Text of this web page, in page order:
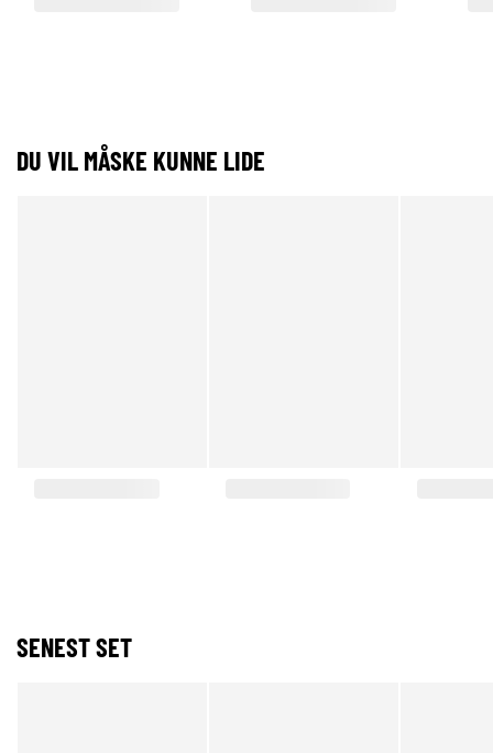
DU VIL MÅSKE KUNNE LIDE
SENEST SET